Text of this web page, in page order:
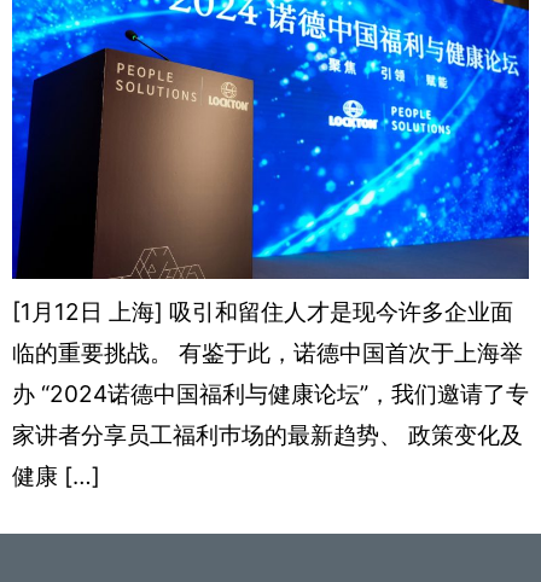
[1月12日 上海] 吸引和留住人才是现今许多企业面
临的重要挑战。 有鉴于此，诺德中国首次于上海举
办 “2024诺德中国福利与健康论坛”，我们邀请了专
家讲者分享员工福利巿场的最新趋势、 政策变化及
健康 […]